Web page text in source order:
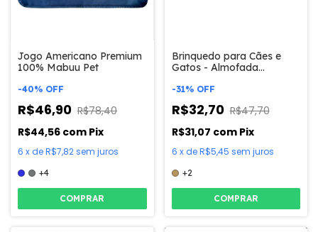
Jogo Americano Premium
100% Mabuu Pet
-40% OFF
R$46,90 R$78,40
R$44,56 com Pix
6 x deR$7,82sem juros
+4
COMPRAR
Brinquedo para Cães e
Gatos - Almofada
-31% OFF
R$32,70 R$47,70
R$31,07 com Pix
6 x deR$5,45 sem juros
+2
COMPRAR